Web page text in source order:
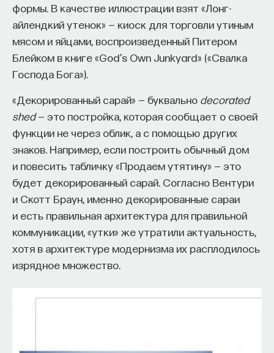
формы. В качестве иллюстрации взят «Лонг-
айлендкий утенок» — киоск для торговли утиным
мясом и яйцами, воспроизведенный Питером
Блейком в книге «God’s Own Junkyard» («Свалка
Господа Бога»).
«Декорированный сарай» — буквально decorated
shed— это постройка, которая сообщает о своей
функции не через облик, а с помощью других
знаков. Например, если построить обычный дом
и повесить табличку «Продаем утятину» — это
будет декорированный сарай. Согласно Вентури
и Скотт Браун, именно декорированные сараи
и есть правильная архитектура для правильной
коммуникации, «утки» же утратили актуальность,
хотя в архитектуре модернизма их расплодилось
изрядное множество.